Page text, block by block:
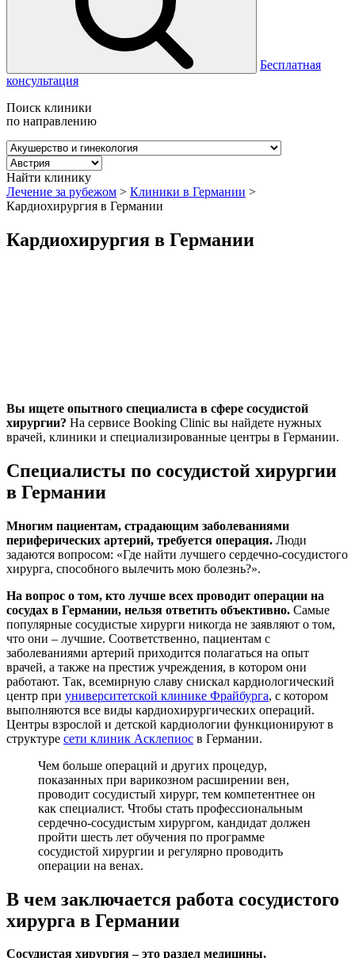
Бесплатная
консультация
Поиск клиники
по направлению
Найти клинику
Лечение за рубежом > Клиники в Германии >
Кардиохирургия в Германии
Кардиохирургия в Германии
Вы ищете опытного специалиста в сфере сосудистой
хирургии? На сервисе Booking Clinic вы найдете нужных
врачей, клиники и специализированные центры в Германии.
Специалисты по сосудистой хирургии
в Германии
Многим пациентам, страдающим заболеваниями
периферических артерий, требуется операция. Люди
задаются вопросом: «Где найти лучшего сердечно-сосудистого
хирурга, способного вылечить мою болезнь?».
На вопрос о том, кто лучше всех проводит операции на
сосудах в Германии, нельзя ответить объективно. Самые
популярные сосудистые хирурги никогда не заявляют о том,
что они – лучшие. Соответственно, пациентам с
заболеваниями артерий приходится полагаться на опыт
врачей, а также на престиж учреждения, в котором они
работают. Так, всемирную славу снискал кардиологический
центр при университетской клинике Фрайбурга, с котором
выполняются все виды кардиохирургических операций.
Центры взрослой и детской кардиологии функционируют в
структуре сети клиник Асклепиос в Германии.
Чем больше операций и других процедур,
показанных при варикозном расширении вен,
проводит сосудистый хирург, тем компетентнее он
как специалист. Чтобы стать профессиональным
сердечно-сосудистым хирургом, кандидат должен
пройти шесть лет обучения по программе
сосудистой хирургии и регулярно проводить
операции на венах.
В чем заключается работа сосудистого
хирурга в Германии
Сосудистая хирургия – это раздел медицины,